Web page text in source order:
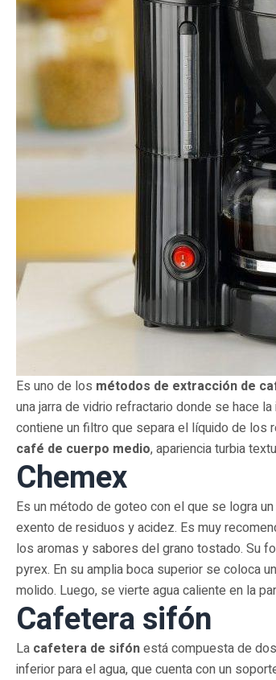
Es uno de los métodos de extracción de
una jarra de vidrio refractario donde se hace
contiene un filtro que separa el líquido de los
café de cuerpo medio, apariencia turbia
Chemex
Es un método de goteo con el que se logra
exento de residuos y acidez. Es muy
los aromas y sabores del grano tostado. Su
pyrex. En su amplia boca superior se coloca
molido. Luego, se vierte agua caliente en la
Cafetera sifón
La cafetera de sifónestá compuesta de
inferior para el agua, que cuenta con un